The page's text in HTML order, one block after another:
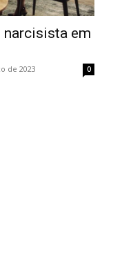
narcisista em
de 2023 0